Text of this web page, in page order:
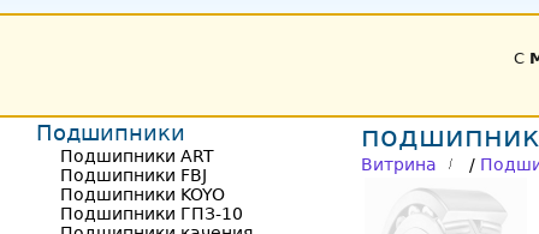
С
подшипник
Витрина /
Подшипники
Подшипники ART
Подшипники FBJ
Подшипники KOYO
Подшипники ГПЗ-10